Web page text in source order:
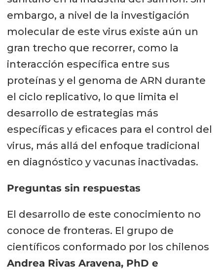
embargo, a nivel de la investigación
molecular de este virus existe aún un
gran trecho que recorrer, como la
interacción específica entre sus
proteínas y el genoma de ARN durante
el ciclo replicativo, lo que limita el
desarrollo de estrategias más
específicas y eficaces para el control del
virus, más allá del enfoque tradicional
en diagnóstico y vacunas inactivadas.
Preguntas sin respuestas
El desarrollo de este conocimiento no
conoce de fronteras. El grupo de
científicos conformado por los chilenos
Andrea Rivas Aravena, PhD e